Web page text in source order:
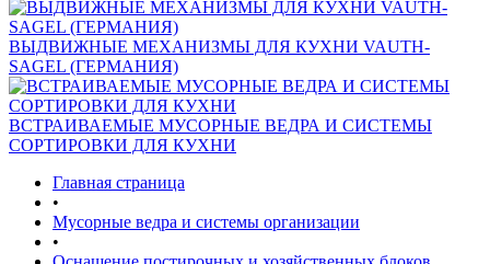
ВЫДВИЖНЫЕ МЕХАНИЗМЫ ДЛЯ КУХНИ VAUTH-
SAGEL (ГЕРМАНИЯ)
ВСТРАИВАЕМЫЕ МУСОРНЫЕ ВЕДРА И СИСТЕМЫ
СОРТИРОВКИ ДЛЯ КУХНИ
Главная страница
•
Мусорные ведра и системы организации
•